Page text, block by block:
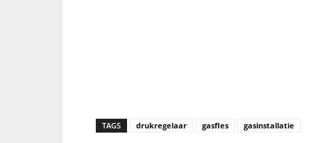
TAGS drukregelaar gasfles gasinstallatie